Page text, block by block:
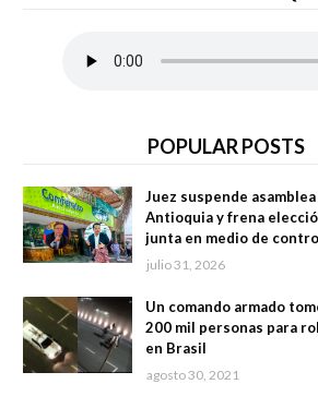
POPULAR POSTS
Juez suspende
Antioquia y frena
junta en medio de
julio 31, 2026
Un comando armado
200 mil personas para
en Brasil
agosto 30, 2021